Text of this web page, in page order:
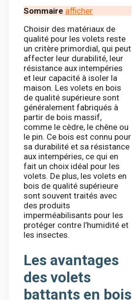
Sommaire afficher
Choisir des matériaux de
qualité pour les volets reste
un critère primordial, qui peut
affecter leur durabilité, leur
résistance aux intempéries
et leur capacité à isoler la
maison. Les volets en bois
de qualité supérieure sont
généralement fabriqués à
partir de bois massif,
comme le cèdre, le chêne ou
le pin. Ce bois est connu pour
sa durabilité et sa résistance
aux intempéries, ce qui en
fait un choix idéal pour les
volets. De plus, les volets en
bois de qualité supérieure
sont souvent traités avec
des produits
imperméabilisants pour les
protéger contre l’humidité et
les insectes.
Les avantages
des volets
battants en bois